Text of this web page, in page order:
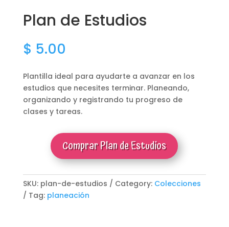
Plan de Estudios
$ 5.00
Plantilla ideal para ayudarte a avanzar en los
estudios que necesites terminar. Planeando,
organizando y registrando tu progreso de
clases y tareas.
Comprar Plan de Estudios
SKU: plan-de-estudios Category: Colecciones
Tag: planeación